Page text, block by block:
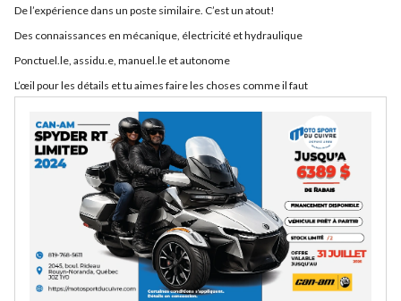
De l’expérience dans un poste similaire. C’est un atout!
Des connaissances en mécanique, électricité et hydraulique
Ponctuel.le, assidu.e, manuel.le et autonome
L’œil pour les détails et tu aimes faire les choses comme il faut